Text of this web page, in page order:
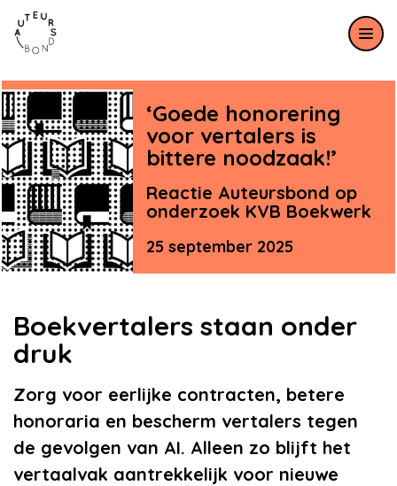
Meteen naar de content
‘Goede honorering
voor vertalers is
bittere noodzaak!’
Reactie Auteursbond op
onderzoek KVB Boekwerk
25 september 2025
Boekvertalers staan onder
druk
Zorg voor eerlijke contracten, betere
honoraria en bescherm vertalers tegen
de gevolgen van AI. Alleen zo blijft het
vertaalvak aantrekkelijk voor nieuwe